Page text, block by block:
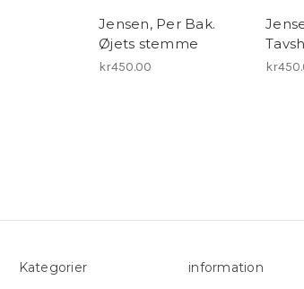
Jensen, Per Bak.
Øjets stemme
kr450.00
Kategorier information